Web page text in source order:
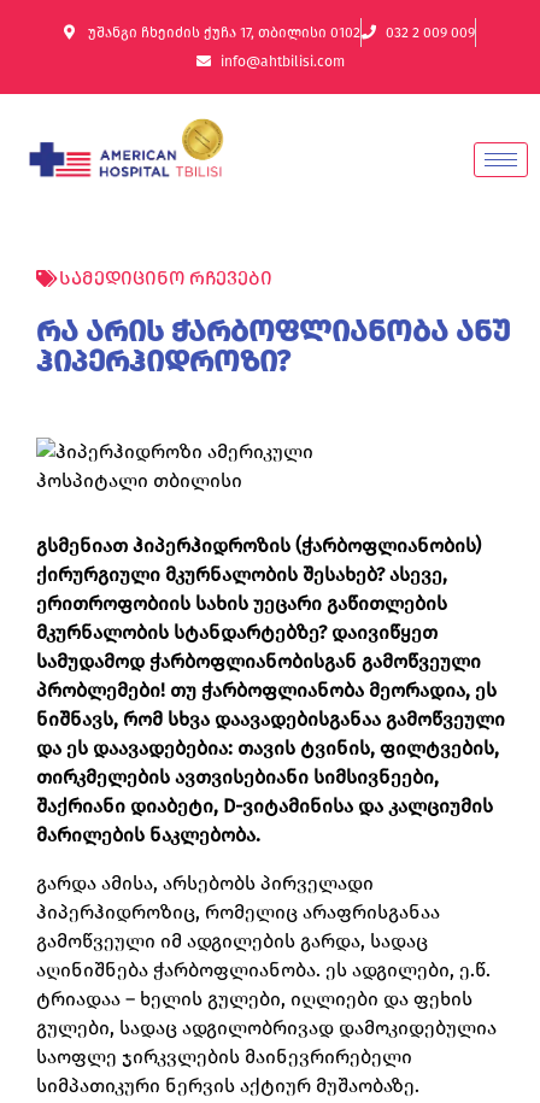
უშანგი ჩხეიძის ქუჩა 17, თბილისი 0102
032 2 009 009
info@ahtbilisi.com
სამედიცინო რჩევები
რა არის ჭარბოფლიანობა ანუ
ჰიპერჰიდროზი?
გსმენიათ ჰიპერჰიდროზის (ჭარბოფლიანობის)
ქირურგიული მკურნალობის შესახებ? ასევე,
ერითროფობიის სახის უეცარი გაწითლების
მკურნალობის სტანდარტებზე? დაივიწყეთ
სამუდამოდ ჭარბოფლიანობისგან გამოწვეული
პრობლემები! თუ ჭარბოფლიანობა მეორადია, ეს
ნიშნავს, რომ სხვა დაავადებისგანაა გამოწვეული
და ეს დაავადებებია: თავის ტვინის, ფილტვების,
თირკმელების ავთვისებიანი სიმსივნეები,
შაქრიანი დიაბეტი, D-ვიტამინისა და კალციუმის
მარილების ნაკლებობა.
გარდა ამისა, არსებობს პირველადი
ჰიპერჰიდროზიც, რომელიც არაფრისგანაა
გამოწვეული იმ ადგილების გარდა, სადაც
აღინიშნება ჭარბოფლიანობა. ეს ადგილები, ე.წ.
ტრიადაა – ხელის გულები, იღლიები და ფეხის
გულები, სადაც ადგილობრივად დამოკიდებულია
საოფლე ჯირკვლების მაინევრირებელი
სიმპათიკური ნერვის აქტიურ მუშაობაზე.